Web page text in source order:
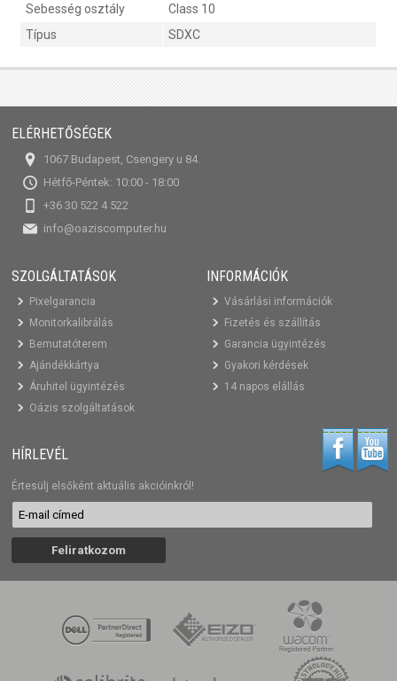
Sebesség osztály
Class 10
Típus
SDXC
ELÉRHETŐSÉGEK
1067 Budapest, Csengery u 84.
Hétfő-Péntek: 10:00 - 18:00
+36 30 522 4 522
info@oaziscomputer.hu
SZOLGÁLTATÁSOK
Pixelgarancia
Monitorkalibrálás
Bemutatóterem
Ajándékkártya
Áruhitel ügyintézés
Oázis szolgáltatások
INFORMÁCIÓK
Vásárlási információk
Fizetés és szállítás
Garancia ügyintézés
Gyakori kérdések
14 napos elállás
HÍRLEVÉL
Értesülj elsőként aktuális akcióinkról!